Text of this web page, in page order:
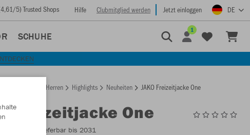
4,61/5) Trusted Shops Hilfe Clubmitglied werden Jetzt einloggen DE
SCHUHE
1
Herren Highlights Neuheiten JAKO Freizeitjacke One
Freizeitjacke One
- Lieferbar bis 2031